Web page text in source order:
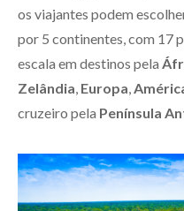
os viajantes podem
por 5 continentes, com 17
escala em destinos pela
Zelândia, Europa,
cruzeiro pela Península